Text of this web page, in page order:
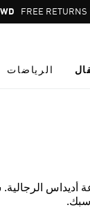
الرياضات
الرجالية.